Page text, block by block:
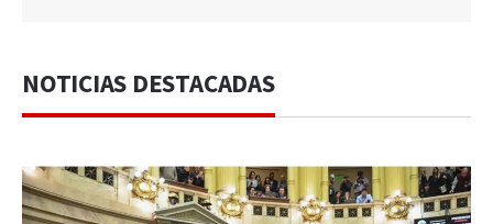
NOTICIAS DESTACADAS